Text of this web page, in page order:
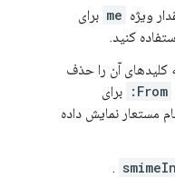
ویژه me برای
کنید.
کلیدهای آن را حذف
From:
برای
مستعار نمایش داده
.